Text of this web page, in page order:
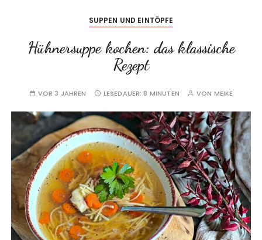
SUPPEN UND EINTÖPFE
Hühnersuppe kochen: das klassische
Rezept
VOR 3 JAHREN LESEDAUER:8 MINUTEN VON MEIKE